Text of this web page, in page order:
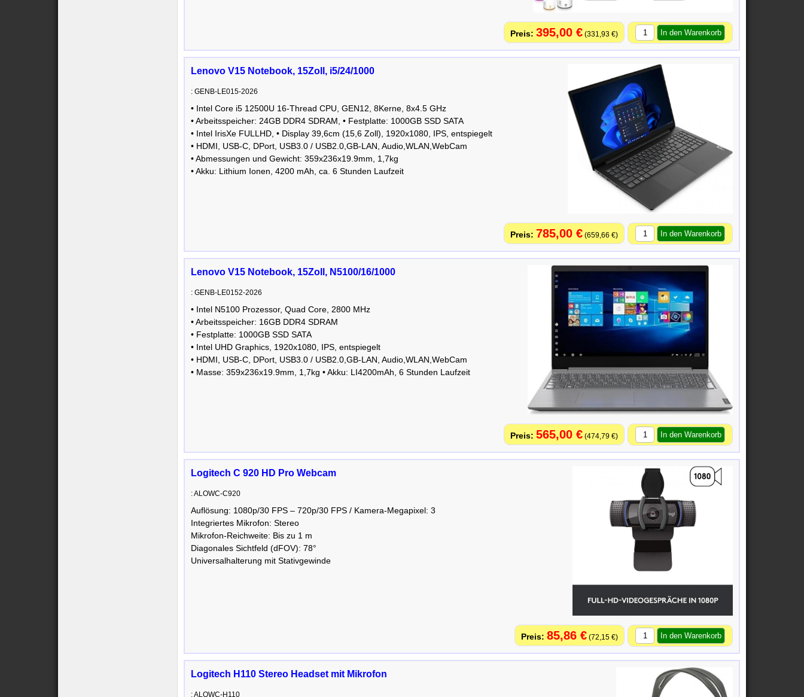
395,00 € 331,93 €
Lenovo V15 Notebook, 15Zoll, i5/24/1000
: GENB-LE015-2026
• Intel Core i5 12500U 16-Thread CPU, GEN12, 8Kerne, 8x4.5 GHz
• Arbeitsspeicher: 24GB DDR4 SDRAM, • Festplatte: 1000GB SSD SATA
• Intel IrisXe FULLHD, • Display 39,6cm (15,6 Zoll), 1920x1080, IPS, entspiegelt
• HDMI, USB-C, DPort, USB3.0 / USB2.0,GB-LAN, Audio,WLAN,WebCam
• Abmessungen und Gewicht: 359x236x19.9mm, 1,7kg
• Akku: Lithium Ionen, 4200 mAh, ca. 6 Stunden Laufzeit
785,00 € 659,66 €
Lenovo V15 Notebook, 15Zoll, N5100/16/1000
: GENB-LE0152-2026
• Intel N5100 Prozessor, Quad Core, 2800 MHz
• Arbeitsspeicher: 16GB DDR4 SDRAM
• Festplatte: 1000GB SSD SATA
• Intel UHD Graphics, 1920x1080, IPS, entspiegelt
• HDMI, USB-C, DPort, USB3.0 / USB2.0,GB-LAN, Audio,WLAN,WebCam
• Masse: 359x236x19.9mm, 1,7kg • Akku: LI4200mAh, 6 Stunden Laufzeit
565,00 € 474,79 €
Logitech C 920 HD Pro Webcam
: ALOWC-C920
Auflösung: 1080p/30 FPS – 720p/30 FPS / Kamera-Megapixel: 3
Integriertes Mikrofon: Stereo
Mikrofon-Reichweite: Bis zu 1 m
Diagonales Sichtfeld (dFOV): 78°
Universalhalterung mit Stativgewinde
85,86 € 72,15 €
Logitech H110 Stereo Headset mit Mikrofon
: ALOWC-H110